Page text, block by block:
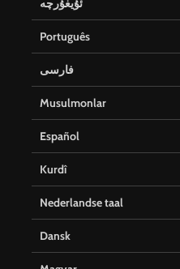
ئۇيغۇرچە
Português
فارسی
Musulmonlar
Español
Kurdî
Nederlandse taal
Dansk